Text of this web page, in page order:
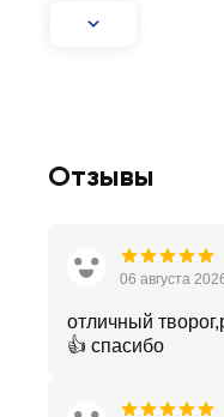
Отзывы
06 августа
отличный
👍 спасибо